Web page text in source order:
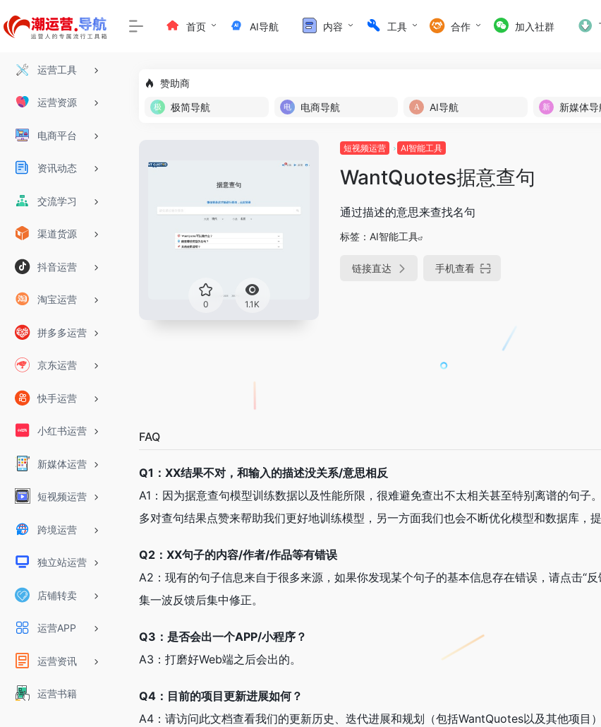
运营工具
运营资源
电商平台
资讯动态
交流学习
渠道货源
抖音运营
淘宝运营
拼多多运营
京东运营
快手运营
小红书运营
新媒体运营
短视频运营
跨境运营
独立站运营
店铺转卖
运营APP
运营资讯
运营书籍
首页 AI导航 内容 工具 合作 加入社群
赞助商
极简导航
电商导航 AI导航 新媒体导
0 1.1K
短视频运营 AI智能工具
WantQuotes据意查句
通过描述的意思来查找名句
标签： AI智能工具
链接直达 手机查看
FAQ
Q1：XX结果不对，和输入的描述没关系/意思相反
A1：因为据意查句模型训练数据以及性能所限，很难避免查出不太相关甚至特别离谱的句子
多对查句结果点赞来帮助我们更好地训练模型，另一方面我们也会不断优化模型和数据库，提
Q2：XX句子的内容/作者/作品等有错误
A2：现有的句子信息来自于很多来源，如果你发现某个句子的基本信息存在错误，请点击“反
集一波反馈后集中修正。
Q3：是否会出一个APP/小程序？
A3：打磨好Web端之后会出的。
Q4：目前的项目更新进展如何？
A4：请访问此文档查看我们的更新历史、迭代进展和规划（包括WantQuotes以及其他项目）